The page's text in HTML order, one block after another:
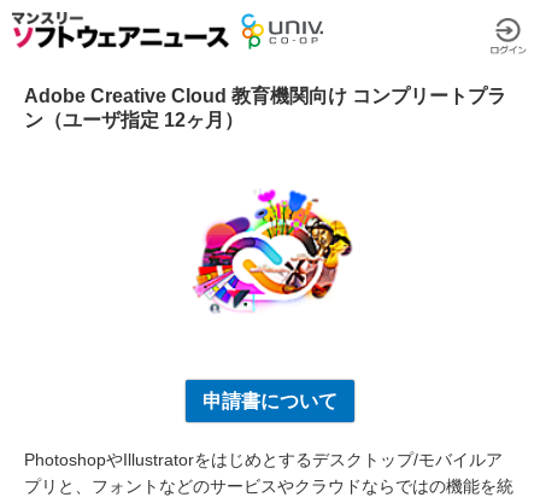
Adobe Creative Cloud 教育機関向け コンプリートプラ
ン（ユーザ指定 12ヶ月）
申請書について
PhotoshopやIllustratorをはじめとするデスクトップ/モバイルア
プリと、フォントなどのサービスやクラウドならではの機能を統